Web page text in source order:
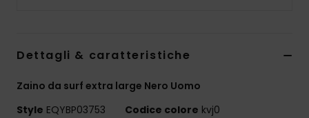
Dettagli & caratteristiche
Zaino da surf extra large Nero Uomo
Style EQYBP03753 Codice colore kvj0